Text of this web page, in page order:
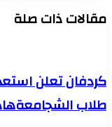
مقالات ذات صلة
طلاب